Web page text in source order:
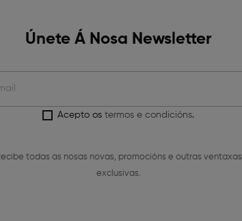
Únete Á Nosa Newsletter
Acepto os termos e condicións.
todas as nosas novas, promocións e outras ventaxas
exclusivas.